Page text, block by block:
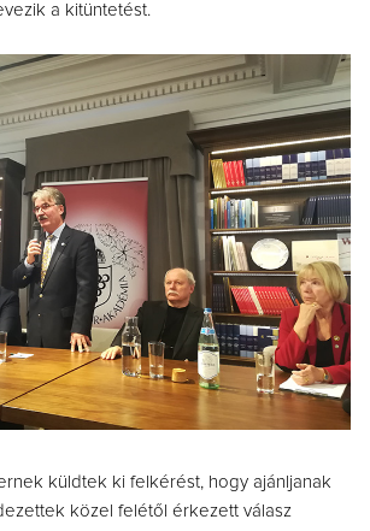
a kitüntetést.
küldtek ki felkérést, hogy ajánljanak
közel felétől érkezett válasz